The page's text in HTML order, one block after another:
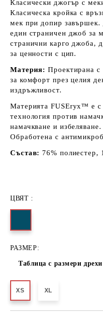
Класически джогър с
Класическа кройка с
мек при допир завършек.
един страничен джоб за
странични карго джоба,
за ценности с цип.
Материя: Проектирана с
за комфорт през целия
издръжливост.
Материята FUSEryx™ е с
технология против
намачкване и избеляване.
Обработена с
Състав: 76% полиестер,
ЦВЯТ :
РАЗМЕР:
Таблица с размери дрехи
XS XL